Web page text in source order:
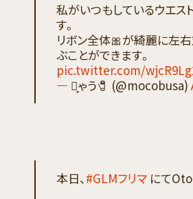
私がいつもしているウエス
す。
リボン全体🎀が綺麗に左
ぶことができます。
pic.twitter.com/
— み̟ゃう🧷 (@mocobusa)
本日、#GLMフリマ にて